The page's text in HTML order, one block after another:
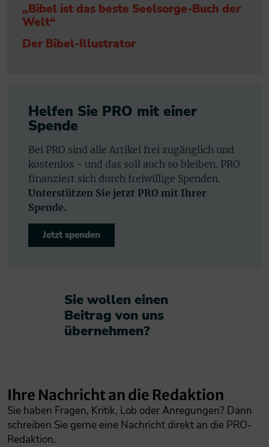
„Bibel ist das beste Seelsorge-Buch der
Welt“
Der Bibel-Illustrator
Helfen Sie PRO mit einer
Spende
Bei PRO sind alle Artikel frei zugänglich und
kostenlos - und das soll auch so bleiben. PRO
finanziert sich durch freiwillige Spenden.
Unterstützen Sie jetzt PRO mit Ihrer
Spende.
Jetzt spenden
Sie wollen einen
Beitrag von uns
übernehmen?​
Ihre Nachricht an die Redaktion
Sie haben Fragen, Kritik, Lob oder Anregungen? Dann
schreiben Sie gerne eine Nachricht direkt an die PRO-
Redaktion.